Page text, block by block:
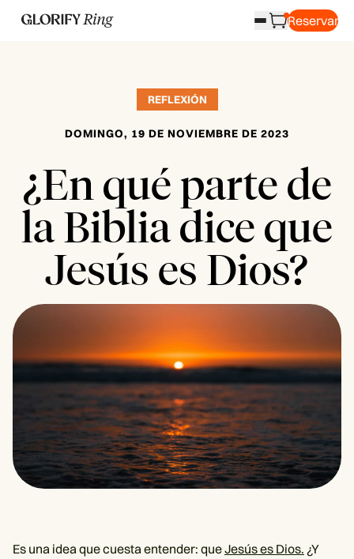
Reservar
REFLEXIÓN
DOMINGO, 19 DE NOVIEMBRE DE 2023
¿En qué parte de
la Biblia dice que
Jesús es Dios?
Es una idea que cuesta entender: queJesús es Dios. ¿Y